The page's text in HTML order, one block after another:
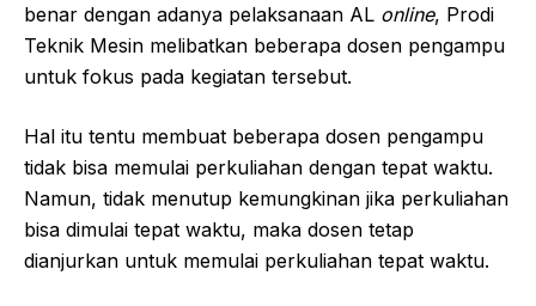
benar dengan adanya pelaksanaan AL online, Prodi
Teknik Mesin melibatkan beberapa dosen pengampu
untuk fokus pada kegiatan tersebut.
Hal itu tentu membuat beberapa dosen pengampu
tidak bisa memulai perkuliahan dengan tepat waktu.
Namun, tidak menutup kemungkinan jika perkuliahan
bisa dimulai tepat waktu, maka dosen tetap
dianjurkan untuk memulai perkuliahan tepat waktu.